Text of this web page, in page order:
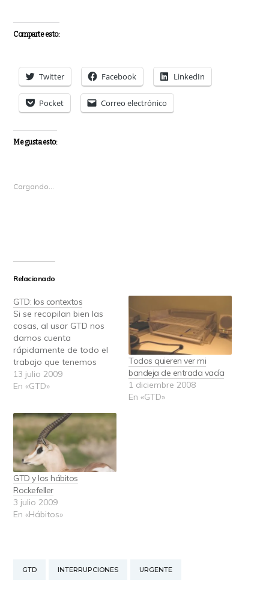
Comparte esto:
Twitter Facebook LinkedIn
Pocket Correo electrónico
Me gusta esto:
Cargando...
Relacionado
GTD: los contextos
Si se recopilan bien las
cosas, al usar GTD nos
damos cuenta
rápidamente de todo el
trabajo que tenemos
pendiente, no porque
GTD nos haga trabajar
organizarlo. Al principio,
nos impresionará tener
listas de cosas
pendientes con cien
elementos o más.…
13 julio 2009
En «GTD»
Todos quieren ver mi
bandeja de entrada vacía
1 diciembre 2008
En «GTD»
GTD y los hábitos
Rockefeller
3 julio 2009
En «Hábitos»
GTD INTERRUPCIONES URGENTE